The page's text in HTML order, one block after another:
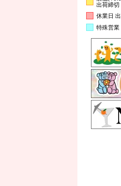
出荷締
休業日
特殊営業